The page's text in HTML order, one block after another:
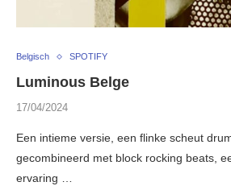
Belgisch SPOTIFY
Luminous Belge
17/04/2024
Een intieme versie, een flinke scheut
gecombineerd met block rocking beats,
ervaring …